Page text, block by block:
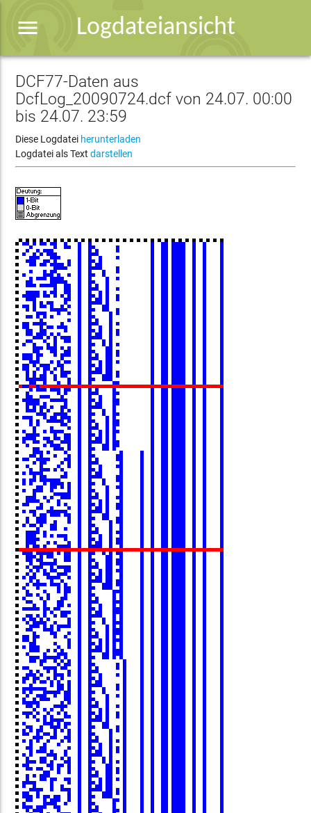
Logdateiansicht
menu
DCF77-Daten aus
DcfLog_20090724.dcf von 24.07. 00:00
bis 24.07. 23:59
Diese Logdatei herunterladen
Logdatei als Textdarstellen